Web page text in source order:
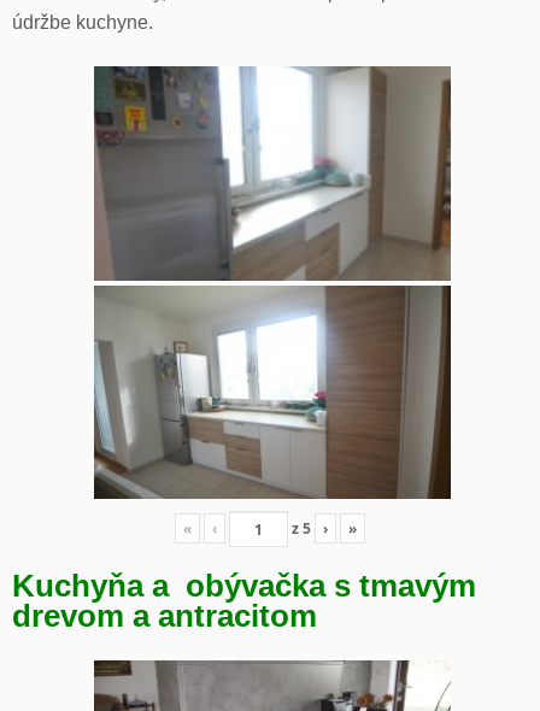
údržbe kuchyne.
« ‹ z5 › »
Kuchyňa a obývačka s tmavým
drevom a antracitom